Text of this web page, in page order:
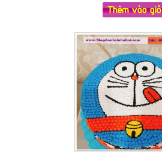
Thêm vào giỏ